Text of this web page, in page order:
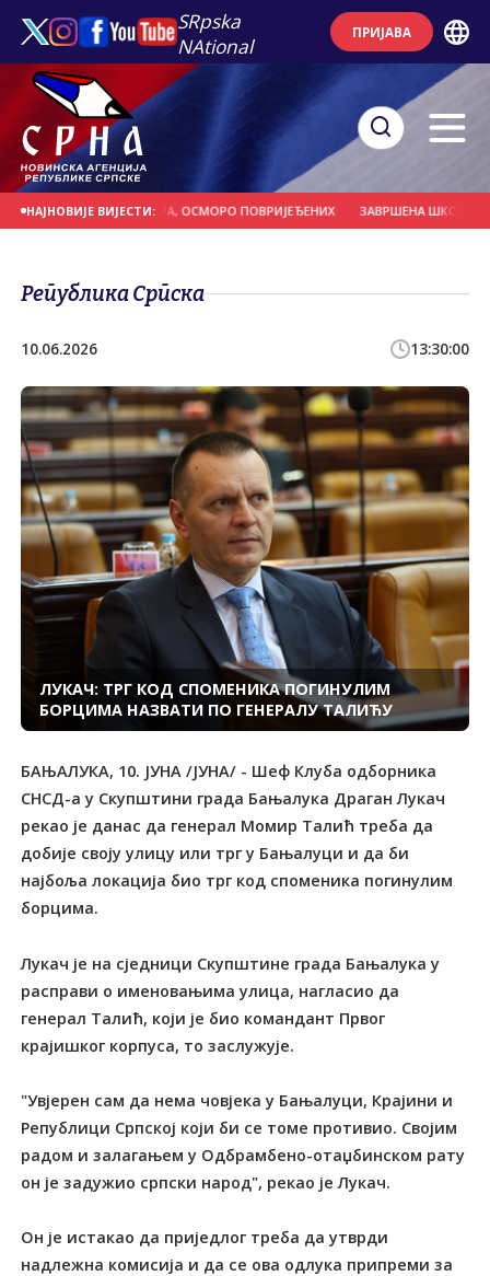
SRpska
NAtional
ПРИЈАВА
НАЈНОВИЈЕ ВИЈЕСТИ:
ВИСОК 13,5 МЕТАРА, ОСМОРО ПОВРИЈЕЂЕНИХ ЗАВРШЕНА ШКОЛА
Република Српска
10.06.2026 13:30:00
ЛУКАЧ: ТРГ КОД СПОМЕНИКА ПОГИНУЛИМ
БОРЦИМА НАЗВАТИ ПО ГЕНЕРАЛУ ТАЛИЋУ
БАЊАЛУКА, 10. ЈУНА /ЈУНА/ - Шеф Клуба одборника
СНСД-а у Скупштини града Бањалука Драган Лукач
рекао је данас да генерал Момир Талић треба да
добије своју улицу или трг у Бањалуци и да би
најбоља локација био трг код споменика погинулим
борцима.
Лукач је на сједници Скупштине града Бањалука у
расправи о именовањима улица, нагласио да
генерал Талић, који је био командант Првог
крајишког корпуса, то заслужује.
"Увјерен сам да нема човјека у Бањалуци, Крајини и
Републици Српској који би се томе противио. Својим
радом и залагањем у Одбрамбено-отаџбинском рату
он је задужио српски народ", рекао је Лукач.
Он је истакао да приједлог треба да утврди
надлежна комисија и да се ова одлука припреми за